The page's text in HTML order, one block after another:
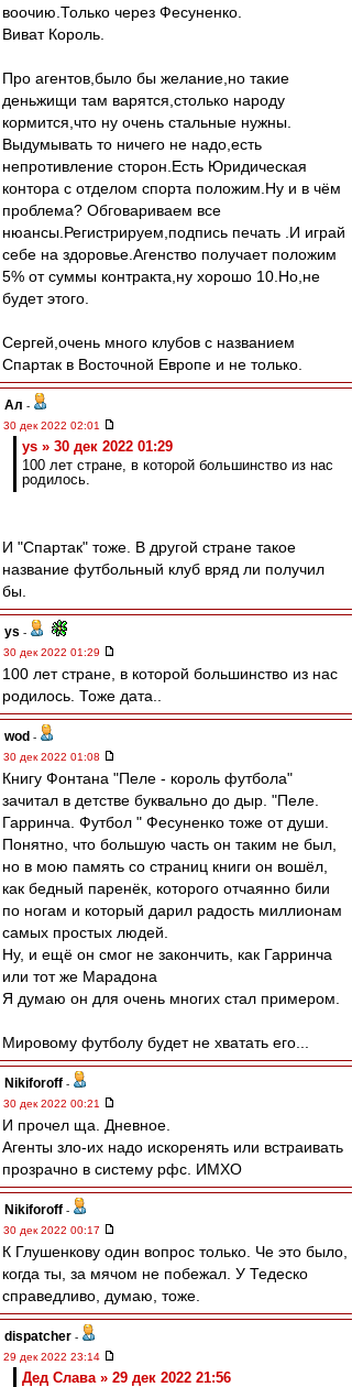
воочию.Только через Фесуненко.
Виват Король.
Про агентов,было бы желание,но такие
деньжищи там варятся,cтолько народу
кормится,что ну очень стальные нужны.
Выдумывать то ничего не надо,есть
непротивление сторон.Есть Юридическая
контора с отделом спорта положим.Ну и в чём
проблема? Обговариваем все
нюансы.Регистрируем,подпись печать .И играй
себе на здоровье.Агенство получает положим
5% от суммы контракта,ну хорошо 10.Но,не
будет этого.
Сергей,очень много клубов с названием
Спартак в Восточной Европе и не только.
Ал -
30 дек 2022 02:01
ys » 30 дек 2022 01:29
100 лет стране, в которой большинство из нас
родилось.
И "Спартак" тоже. В другой стране такое
название футбольный клуб вряд ли получил
бы.
ys -
30 дек 2022 01:29
100 лет стране, в которой большинство из нас
родилось. Тоже дата..
wod -
30 дек 2022 01:08
Книгу Фонтана "Пеле - король футбола"
зачитал в детстве буквально до дыр. "Пеле.
Гарринча. Футбол " Фесуненко тоже от души.
Понятно, что большую часть он таким не был,
но в мою память со страниц книги он вошёл,
как бедный паренёк, которого отчаянно били
по ногам и который дарил радость миллионам
самых простых людей.
Ну, и ещё он смог не закончить, как Гарринча
или тот же Марадона
Я думаю он для очень многих стал примером.
Мировому футболу будет не хватать его...
Nikiforoff -
30 дек 2022 00:21
И прочел ща. Дневное.
Агенты зло-их надо искоренять или встраивать
прозрачно в систему рфс. ИМХО
Nikiforoff -
30 дек 2022 00:17
К Глушенкову один вопрос только. Че это было,
когда ты, за мячом не побежал. У Тедеско
справедливо, думаю, тоже.
dispatcher -
29 дек 2022 23:14
Дед Слава » 29 дек 2022 21:56